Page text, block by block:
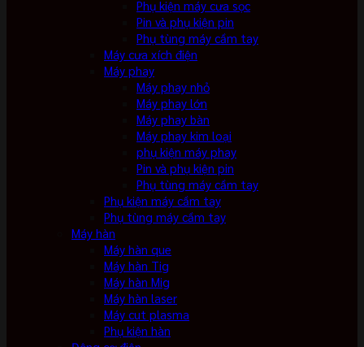
Phụ kiện máy cưa sọc
Pin và phụ kiện pin
Phụ tùng máy cầm tay
Máy cưa xích điện
Máy phay
Máy phay nhỏ
Máy phay lớn
Máy phay bàn
Máy phay kim loại
phụ kiện máy phay
Pin và phụ kiện pin
Phụ tùng máy cầm tay
Phụ kiện máy cầm tay
Phụ tùng máy cầm tay
Máy hàn
Máy hàn que
Máy hàn Tig
Máy hàn Mig
Máy hàn laser
Máy cut plasma
Phụ kiện hàn